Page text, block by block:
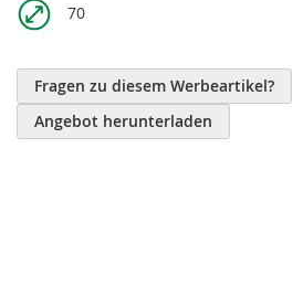
70
Fragen zu diesem Werbeartikel?
Angebot herunterladen